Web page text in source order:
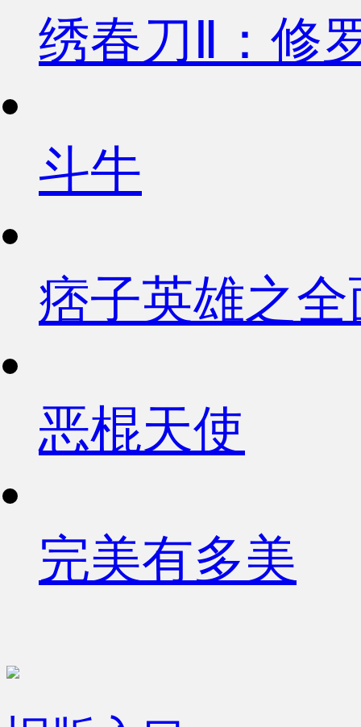
绣春刀Ⅱ：修
斗牛
痞子英雄之
恶棍天使
完美有多美